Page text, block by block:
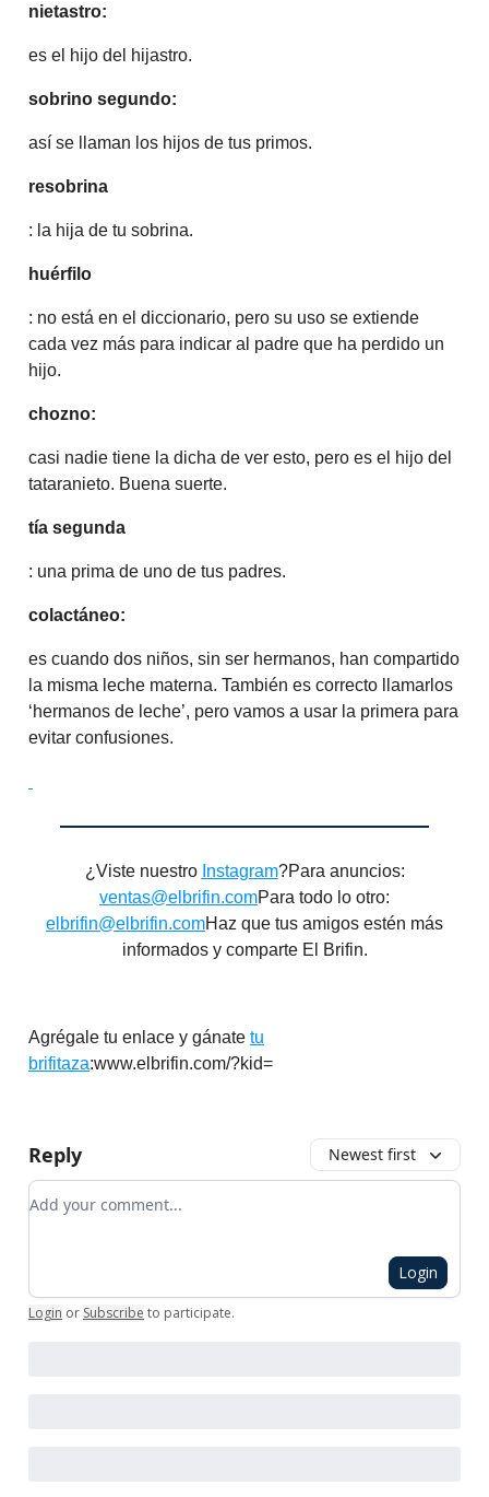
nietastro:
es el hijo del hijastro.
sobrino segundo:
así se llaman los hijos de tus primos.
resobrina
: la hija de tu sobrina.
huérfilo
: no está en el diccionario, pero su uso se extiende
cada vez más para indicar al padre que ha perdido un
hijo.
chozno:
casi nadie tiene la dicha de ver esto, pero es el hijo del
tataranieto. Buena suerte.
tía segunda
: una prima de uno de tus padres.
colactáneo:
es cuando dos niños, sin ser hermanos, han compartido
la misma leche materna. También es correcto llamarlos
‘hermanos de leche’, pero vamos a usar la primera para
evitar confusiones.
¿Viste nuestro Instagram?Para anuncios:
ventas@elbrifin.comPara todo lo otro:
elbrifin@elbrifin.comHaz que tus amigos estén más
informados y comparte El Brifin.
Agrégale tu enlace y gánate tu
brifitaza:www.elbrifin.com/?kid=
Reply Newest first
Add your comment
Login
Login or Subscribe to participate.